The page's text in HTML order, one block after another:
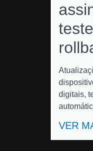
digitais,
VER